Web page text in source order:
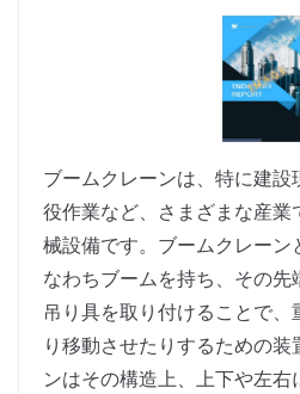
ブームクレーンは、特に建
役作業など、さまざまな産
械設備です。ブームクレーン
なわちブームを持ち、その
吊り具を取り付けることで
り移動させたりするための
ンはその構造上、上下や左